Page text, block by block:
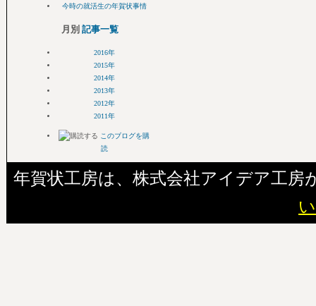
今時の就活生の年賀状事情
月別 記事一覧
2016年
2015年
2014年
2013年
2012年
2011年
このブログを購
読
年賀状工房は、株式会社アイデア工房